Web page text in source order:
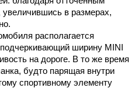
увеличившись в размерах,
располагается
ширину MINI
на дороге. В то же время
будто парящая внутри
спортивному элементу